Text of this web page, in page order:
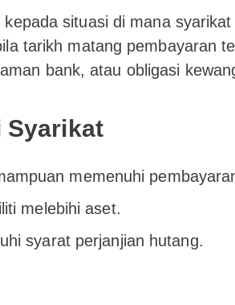
kepada situasi di mana
tarikh matang pembayaran
bank, atau obligasi
Syarikat
memenuhi
melebihi aset.
syarat perjanjian hutang.